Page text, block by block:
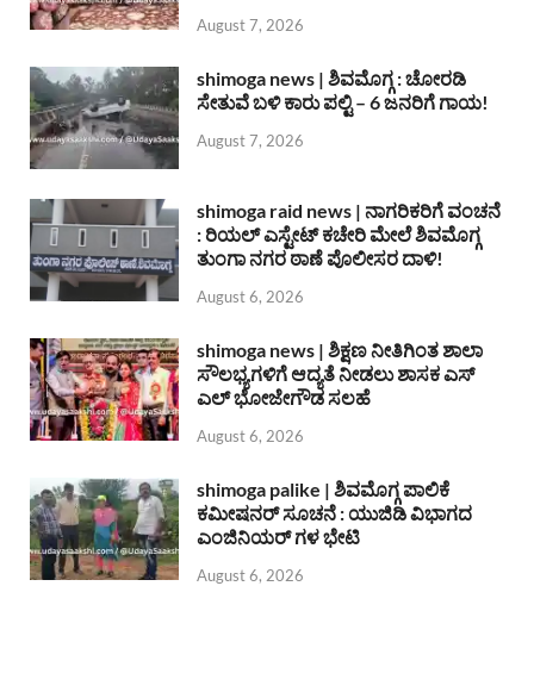
August 7, 2026
shimoga news | ಶಿವಮೊಗ್ಗ : ಚೋರಡಿ
ಸೇತುವೆ ಬಳಿ ಕಾರು ಪಲ್ಟಿ – 6 ಜನರಿಗೆ ಗಾಯ!
August 7, 2026
shimoga raid news | ನಾಗರಿಕರಿಗೆ ವಂಚನೆ
: ರಿಯಲ್ ಎಸ್ಟೇಟ್ ಕಚೇರಿ ಮೇಲೆ ಶಿವಮೊಗ್ಗ
ತುಂಗಾ ನಗರ ಠಾಣೆ ಪೊಲೀಸರ ದಾಳಿ!
August 6, 2026
shimoga news | ಶಿಕ್ಷಣ ನೀತಿಗಿಂತ ಶಾಲಾ
ಸೌಲಭ್ಯಗಳಿಗೆ ಆದ್ಯತೆ ನೀಡಲು ಶಾಸಕ ಎಸ್
ಎಲ್ ಭೋಜೇಗೌಡ ಸಲಹೆ
August 6, 2026
shimoga palike | ಶಿವಮೊಗ್ಗ ಪಾಲಿಕೆ
ಕಮೀಷನರ್ ಸೂಚನೆ : ಯುಜಿಡಿ ವಿಭಾಗದ
ಎಂಜಿನಿಯರ್ ಗಳ ಭೇಟಿ
August 6, 2026